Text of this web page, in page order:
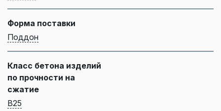
Форма поставки
Поддон
Класс бетона изделий
по прочности на
сжатие
B25